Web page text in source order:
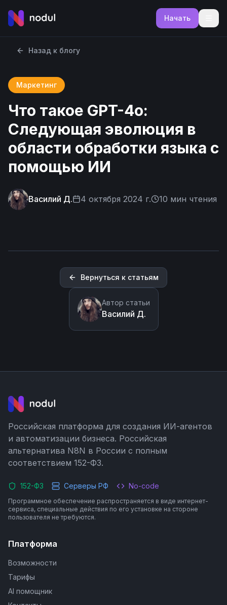
Начать
Назад к блогу
Маркетинг
Что такое GPT-4o:
Следующая эволюция в
области обработки языка с
помощью ИИ
Василий Д. 4 октября 2024 г. 10 мин чтения
Вернуться к статьям
Автор статьи
Василий Д.
Российская платформа для создания ИИ-агентов
и автоматизации бизнеса. Российская
альтернатива N8N в России с полным
соответствием 152-ФЗ.
152-ФЗ Серверы РФ No-code
Программное обеспечение распространяется в виде интернет-
сервиса, специальные действия по его установке на стороне
пользователя не требуются.
Платформа
Возможности
Тарифы
AI помощник